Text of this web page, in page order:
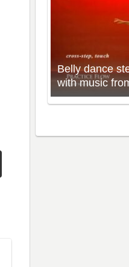
Belly dance
with music
Workout with